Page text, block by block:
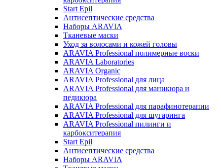
Start Epil
Антисептические средства
Наборы ARAVIA
Тканевые маски
Уход за волосами и кожей головы
ARAVIA Professional полимерные воски
ARAVIA Laboratories
ARAVIA Organic
ARAVIA Professional для лица
ARAVIA Professional для маникюра и
педикюра
ARAVIA Professional для парафинотерапии
ARAVIA Professional для шугаринга
ARAVIA Professional пилинги и
карбокситерапия
Start Epil
Антисептические средства
Наборы ARAVIA